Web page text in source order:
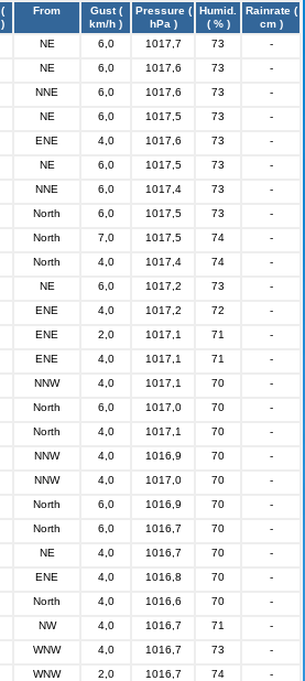
From
Gust (
km/h )
Pressure (
hPa )
Humid.
( % )
Rainrate (
cm )
NE 6,0 1017,7 73
-
NE 6,0 1017,6 73
-
NNE 6,0 1017,6 73
-
NE 6,0 1017,5 73
-
ENE 4,0 1017,6 73
-
NE 6,0 1017,5 73
-
NNE 6,0 1017,4 73
-
North 6,0 1017,5 73
-
North 7,0 1017,5 74
-
North 4,0 1017,4 74
-
NE 6,0 1017,2 73
-
ENE 4,0 1017,2 72
-
ENE 2,0 1017,1 71
-
ENE 4,0 1017,1 71
-
NNW 4,0 1017,1 70
-
North 6,0 1017,0 70
-
North 4,0 1017,1 70
-
NNW 4,0 1016,9 70
-
NNW 4,0 1017,0 70
-
North 6,0 1016,9 70
-
North 6,0 1016,7 70
-
NE 4,0 1016,7 70
-
ENE 4,0 1016,8 70
-
North 4,0 1016,6 70
-
NW 4,0 1016,7 71
-
WNW 4,0 1016,7 73
-
WNW 2,0 1016,7 74
-